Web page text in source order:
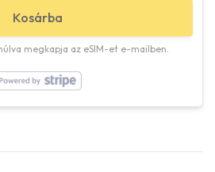
Kosárba
megkapja az eSIM-et e-mailben.